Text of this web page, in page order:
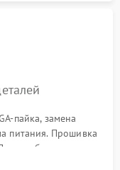
пайка, замена
питания. Прошивка
необходимости
памяти или